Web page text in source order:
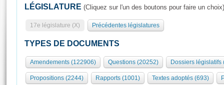
Présidence
577 députés
Groupes politiques
Séance publique
Commissions et autres organes
Europe et International
Rôle et pouvoirs de l'Assemblée
Organisation de l'Assemblée
Présidence Conférence des Présidents Bureau Collège des
Visiter l'Assemblée
Visite virtuelle du palais Bourbon
Assister à une séance
LÉGISLATURE (Cliquez sur l'un des boutons pour faire un choix)
17e législature (X) Précédentes législatures
TYPES DE DOCUMENTS
Amendements (122906) Questions (20252) Dossiers législatifs
Propositions (2244) Rapports (1001) Textes adoptés (693)